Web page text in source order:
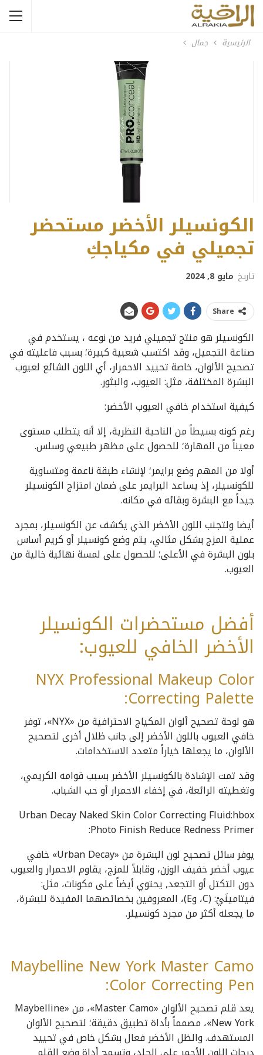
الرئيسية جمال
الكونسيلر الأخضر مستحضر
تجميلي في مكياجكِ
تاريخ مايو 8, 2024
Share
الكونسيلر هو منتج تجميلي فريد من نوعه ، يستخدم في
صناعة التجميل، وقد اكتسب شعبية كبيرة؛ بسبب فاعليته في
تصحيح الألوان، خاصة تحييد الاحمرار، أي اللون الشائع لعيوب
البشرة المختلفة، مثل: العيوب، والبثور.
كيفية استخدام خافي العيوب الأخضر:
رغم كونه بسيطاً من الناحية النظرية، إلا أنه يتطلب مستوى
معيناً من المهارة؛ للحصول على مظهر طبيعي وسلس.
أولا من المهم وضع برايمر؛ لإنشاء طبقة ناعمة ومتساوية
للكونسيلر، إذ يساعد البرايمر على ضمان امتزاج الكونسيلر
جيداً مع البشرة وبقائه في مكانه.
أيضا ولتجنب اللون الأخضر الذي يكشف عن الكونسيلر، بمجرد
عملية المزج بشكل مثالي، يتم وضع كونسيلر أو كريم أساس
بلون البشرة في الأعلى؛ للحصول على لمسة نهائية خالية من
العيوب.
أفضل مستحضرات الكونسيلر
الأخضر الخافي للعيوب:
NYX Professional Makeup Color
Correcting Palette:
هو لوحة تصحيح ألوان المكياج الاحترافية من «NYX»، توفر
خافي العيوب باللون الأخضر إلى جانب ظلال أخرى لتصحيح
الألوان، ما يجعلها خياراً متعدد الاستخدامات.
وقد تمت الإشادة بالكونسيلر الأخضر بسبب قوامه الكريمي،
وتغطيته الرائعة، في إخفاء الاحمرار أو حب الشباب.
Urban Decay Naked Skin Color Correcting Fluid:hbox
Photo Finish Reduce Redness Primer:
يوفر سائل تصحيح لون البشرة من «Urban Decay» خافي
عيوب أخضر خفيف الوزن، وقابلاً للمزج، يقاوم الاحمرار والعيوب
دون التكتل أو التجعد, يحتوي أيضاً على مكونات، مثل:
فيتامينَيْ: (C، وE)، المعروفين بخصائصهما المفيدة للبشرة،
ما يجعله أكثر من مجرد كونسيلر.
Maybelline New York Master Camo
Color Correcting Pen:
يعد قلم تصحيح الألوان «Master Camo»، من «Maybelline
New York»، مصمماً بأداة تطبيق دقيقة؛ لتصحيح الألوان
المستهدف. والظل الأخضر فعال بشكل خاص في تحييد